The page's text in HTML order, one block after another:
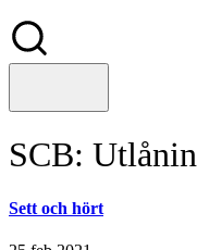
SCB:
Sett och hört